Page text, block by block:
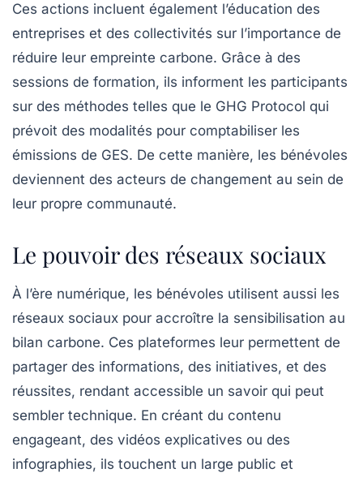
Ces actions incluent également l’éducation des
entreprises et des collectivités sur l’importance de
réduire leur empreinte carbone. Grâce à des
sessions de formation, ils informent les participants
sur des méthodes telles que le GHG Protocol qui
prévoit des modalités pour comptabiliser les
émissions de GES. De cette manière, les bénévoles
deviennent des acteurs de changement au sein de
leur propre communauté.
Le pouvoir des réseaux sociaux
À l’ère numérique, les bénévoles utilisent aussi les
réseaux sociaux pour accroître la sensibilisation au
bilan carbone. Ces plateformes leur permettent de
partager des informations, des initiatives, et des
réussites, rendant accessible un savoir qui peut
sembler technique. En créant du contenu
engageant, des vidéos explicatives ou des
infographies, ils touchent un large public et